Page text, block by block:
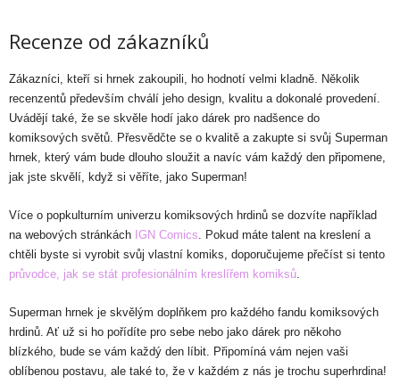
Recenze od zákazníků
Zákazníci, kteří si hrnek zakoupili, ho hodnotí velmi kladně. Několik
recenzentů především chválí jeho design, kvalitu a dokonalé provedení.
Uvádějí také, že se skvěle hodí jako dárek pro nadšence do
komiksových světů. Přesvědčte se o kvalitě a zakupte si svůj Superman
hrnek, který vám bude dlouho sloužit a navíc vám každý den připomene,
jak jste skvělí, když si věříte, jako Superman!
Více o popkulturním univerzu komiksových hrdinů se dozvíte například
na webových stránkách IGN Comics . Pokud máte talent na kreslení a
chtěli byste si vyrobit svůj vlastní komiks, doporučujeme přečíst si tento
průvodce, jak se stát profesionálním kreslířem komiksů
Superman hrnek je skvělým doplňkem pro každého fandu komiksových
hrdinů. Ať už si ho pořídíte pro sebe nebo jako dárek pro někoho
blízkého, bude se vám každý den líbit. Připomíná vám nejen vaši
oblíbenou postavu, ale také to, že v každém z nás je trochu superhrdina!